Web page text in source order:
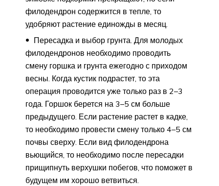
филодендрон содержится в тепле, то
удобряют растение единожды в месяц.
Пересадка и выбор грунта. Для молодых
филодендронов необходимо проводить
смену горшка и грунта ежегодно с приходом
весны. Когда кустик подрастет, то эта
операция проводится уже только раз в 2–3
года. Горшок берется на 3–5 см больше
предыдущего. Если растение растет в кадке,
то необходимо провести смену только 4–5 см
почвы сверху. Если вид филодендрона
вьющийся, то необходимо после пересадки
прищипнуть верхушки побегов, что поможет в
будущем им хорошо ветвиться.